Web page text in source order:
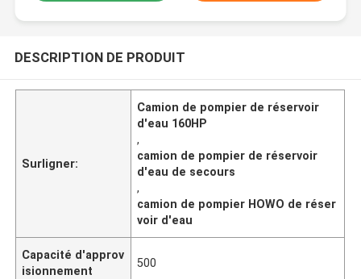
DESCRIPTION DE PRODUIT
Surligner:
Camion de pompier de réservoir
d'eau 160HP
,
camion de pompier de réservoir
d'eau de secours
,
camion de pompier HOWO de réser
voir d'eau
Capacité d'approv
isionnement
500